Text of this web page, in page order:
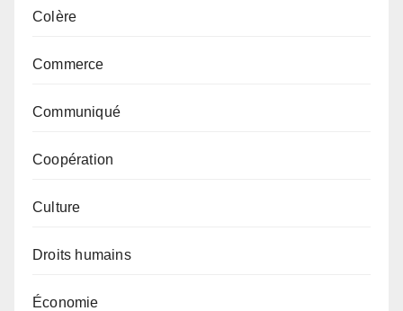
Colère
Commerce
Communiqué
Coopération
Culture
Droits humains
Économie